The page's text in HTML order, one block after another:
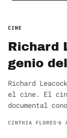
CINE
Richard
genio
Richard
el cine. El
documental
CINTHIA FLORES 6